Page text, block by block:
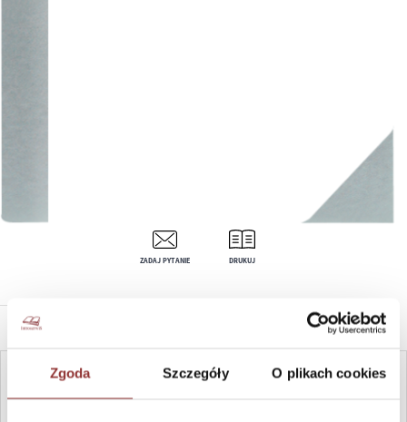
Zgoda Szczegóły O plikach cookies
ZADAJ PYTANIE DRUKUJ
ZAPYTAJ